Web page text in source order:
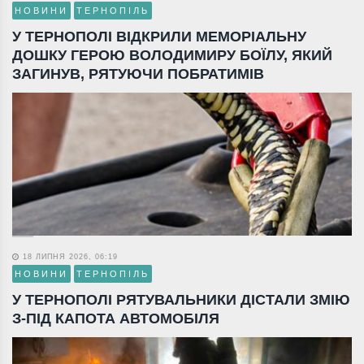
НОВИНИ ТЕРНОПІЛЬ
У ТЕРНОПОЛІ ВІДКРИЛИ МЕМОРІАЛЬНУ
ДОШКУ ГЕРОЮ ВОЛОДИМИРУ БОЇЛУ, ЯКИЙ
ЗАГИНУВ, РЯТУЮЧИ ПОБРАТИМІВ
18 ЛИПНЯ 2026, 06:19
НОВИНИ ТЕРНОПІЛЬ
У ТЕРНОПОЛІ РЯТУВАЛЬНИКИ ДІСТАЛИ ЗМІЮ
З-ПІД КАПОТА АВТОМОБІЛЯ